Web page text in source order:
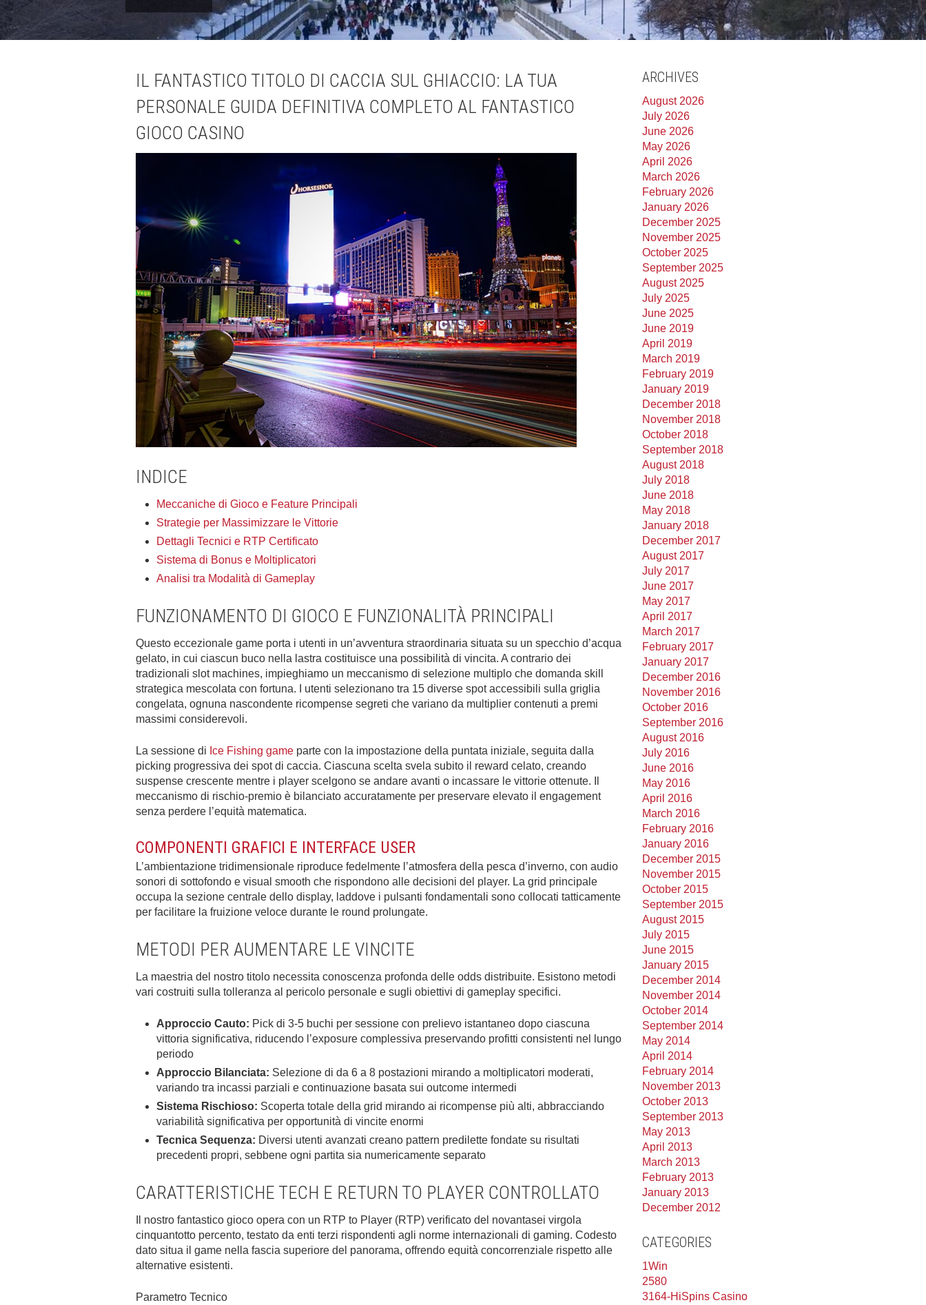
IL FANTASTICO TITOLO DI CACCIA SUL GHIACCIO: LA TUA
PERSONALE GUIDA DEFINITIVA COMPLETO AL FANTASTICO
GIOCO CASINO
INDICE
Meccaniche di Gioco e Feature Principali
Strategie per Massimizzare le Vittorie
Dettagli Tecnici e RTP Certificato
Sistema di Bonus e Moltiplicatori
Analisi tra Modalità di Gameplay
FUNZIONAMENTO DI GIOCO E FUNZIONALITÀ PRINCIPALI
Questo eccezionale game porta i utenti in un’avventura straordinaria situata su un specchio d’acqua
gelato, in cui ciascun buco nella lastra costituisce una possibilità di vincita. A contrario dei
tradizionali slot machines, impieghiamo un meccanismo di selezione multiplo che domanda skill
strategica mescolata con fortuna. I utenti selezionano tra 15 diverse spot accessibili sulla griglia
congelata, ognuna nascondente ricompense segreti che variano da multiplier contenuti a premi
massimi considerevoli.
La sessione di Ice Fishing game parte con la impostazione della puntata iniziale, seguita dalla
picking progressiva dei spot di caccia. Ciascuna scelta svela subito il reward celato, creando
suspense crescente mentre i player scelgono se andare avanti o incassare le vittorie ottenute. Il
meccanismo di rischio-premio è bilanciato accuratamente per preservare elevato il engagement
senza perdere l’equità matematica.
COMPONENTI GRAFICI E INTERFACE USER
L’ambientazione tridimensionale riproduce fedelmente l’atmosfera della pesca d’inverno, con audio
sonori di sottofondo e visual smooth che rispondono alle decisioni del player. La grid principale
occupa la sezione centrale dello display, laddove i pulsanti fondamentali sono collocati tatticamente
per facilitare la fruizione veloce durante le round prolungate.
METODI PER AUMENTARE LE VINCITE
La maestria del nostro titolo necessita conoscenza profonda delle odds distribuite. Esistono metodi
vari costruiti sulla tolleranza al pericolo personale e sugli obiettivi di gameplay specifici.
Approccio Cauto: Pick di 3-5 buchi per sessione con prelievo istantaneo dopo ciascuna
vittoria significativa, riducendo l’exposure complessiva preservando profitti consistenti nel lungo
periodo
Approccio Bilanciata: Selezione di da 6 a 8 postazioni mirando a moltiplicatori moderati,
variando tra incassi parziali e continuazione basata sui outcome intermedi
Sistema Rischioso: Scoperta totale della grid mirando ai ricompense più alti, abbracciando
variabilità significativa per opportunità di vincite enormi
Tecnica Sequenza: Diversi utenti avanzati creano pattern predilette fondate su risultati
precedenti propri, sebbene ogni partita sia numericamente separato
CARATTERISTICHE TECH E RETURN TO PLAYER CONTROLLATO
Il nostro fantastico gioco opera con un RTP to Player (RTP) verificato del novantasei virgola
cinquantotto percento, testato da enti terzi rispondenti agli norme internazionali di gaming. Codesto
dato situa il game nella fascia superiore del panorama, offrendo equità concorrenziale rispetto alle
alternative esistenti.
Parametro Tecnico
ARCHIVES
August 2026
July 2026
June 2026
May 2026
April 2026
March 2026
February 2026
January 2026
December 2025
November 2025
October 2025
September 2025
August 2025
July 2025
June 2025
June 2019
April 2019
March 2019
February 2019
January 2019
December 2018
November 2018
October 2018
September 2018
August 2018
July 2018
June 2018
May 2018
January 2018
December 2017
August 2017
July 2017
June 2017
May 2017
April 2017
March 2017
February 2017
January 2017
December 2016
November 2016
October 2016
September 2016
August 2016
July 2016
June 2016
May 2016
April 2016
March 2016
February 2016
January 2016
December 2015
November 2015
October 2015
September 2015
August 2015
July 2015
June 2015
January 2015
December 2014
November 2014
October 2014
September 2014
May 2014
April 2014
February 2014
November 2013
October 2013
September 2013
May 2013
April 2013
March 2013
February 2013
January 2013
December 2012
CATEGORIES
1Win
2580
3164-HiSpins Casino